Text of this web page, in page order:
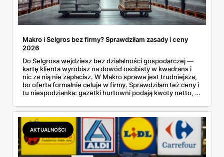
Makro i Selgros bez firmy? Sprawdziłam zasady i ceny
2026
Do Selgrosa wejdziesz bez działalności gospodarczej —
kartę klienta wyrobisz na dowód osobisty w kwadrans i
nic za nią nie zapłacisz. W Makro sprawa jest trudniejsza,
bo oferta formalnie celuje w firmy. Sprawdziłam też ceny i
tu niespodzianka: gazetki hurtowni podają kwoty netto, a
zawsze wygrywa — ta sama kawa ziarnista kosztuje w
Makro ponad dwa razy więcej niż w weekendowej
promocji dyskontu.
AKTUALNOŚCI